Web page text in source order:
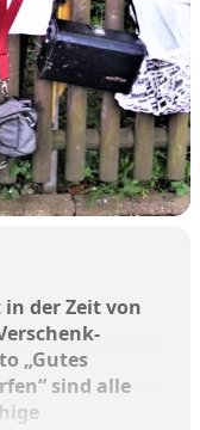
der Zeit von
„Gutes
sind alle